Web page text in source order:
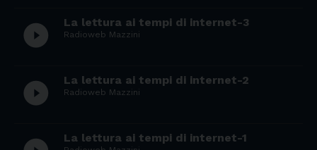
play_circle_filled La lettura ai tempi di internet-3
Radioweb Mazzini
play_circle_filled La lettura ai tempi di internet-2
Radioweb Mazzini
La lettura ai tempi di internet-1